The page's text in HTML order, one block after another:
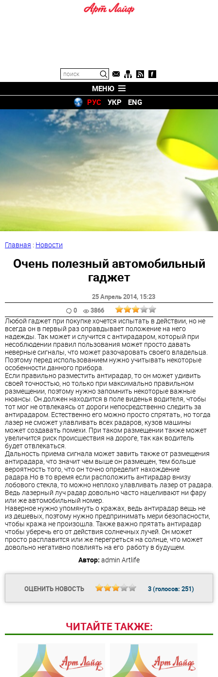
МЕНЮ
РУС
УКР ENG
Главная : Новости
Очень полезный автомобильный
гаджет
25 Апрель 2014, 15:23
0
3866
Любой гаджет при покупке хочется испытать в действии, но не
всегда он в первый раз оправдывает положение на него
надежды. Так может и случится с антирадаром, который при
несоблюдении правил пользования может просто давать
неверные сигналы, что может разочаровать своего владельца.
Поэтому перед использованием нужно учитывать некоторые
особенности данного прибора.
Если правильно разместить антирадар, то он может удивить
своей точностью, но только при максимально правильном
размещении, поэтому нужно запомнить некоторые важные
нюансы. Он должен находится в поле виденья водителя, чтобы
тот мог не отвлекаясь от дороги непосредственно следить за
антирадаром. Естественно его можно просто спрятать, но тогда
лазер не сможет улавливать всех радаров, кузов машины
может создавать помехи. При таком размещении также может
увеличится риск происшествия на дороге, так как водитель
будет отвлекаться.
Дальность приема сигнала может завить также от размещения
антирадара, что значит чем выше он размещен, тем больше
вероятность того, что он точно определит нахождение
радара.Но в то время если расположить антирадар внизу
лобового стекла, то можно неплохо улавливать лазер от радара.
Ведь лазерный луч радар довольно часто нацеливают ни фару
или же автомобильный номер.
Наверное нужно упомянуть о кражах, ведь антирадар вещь не
из дешевых, поэтому нужно предпринимать мери безопасности,
чтобы кража не произошла. Также важно прятать антирадар
чтобы уберечь его от действия солнечных лучей. Он может
просто расплавится или же перегреться на солнце, что может
довольно негативно повлиять на его работу в будущем.
Автор: admin Artlife
ОЦЕНИТЬ НОВОСТЬ 3(голосов: 251)
ЧИТАЙТЕ ТАКЖЕ: